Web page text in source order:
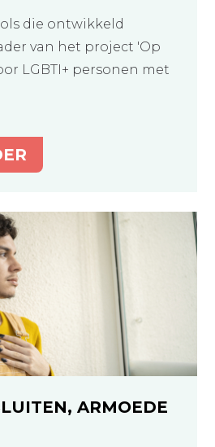
die ontwikkeld
van het project 'Op
LGBTI+ personen met
ARMOEDE